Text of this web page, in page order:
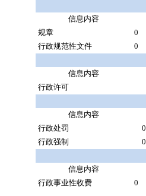
信息内容
规章
0
行政规范性文件
0
信息内容
行政许可
信息内容
行政处罚
0
行政强制
0
信息内容
行政事业性收费
0